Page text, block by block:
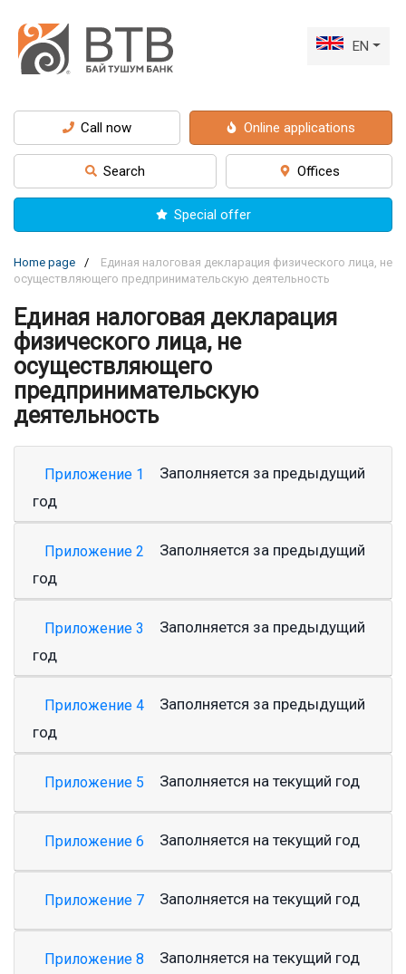
EN
Call now Online applications
Search Offices
Special offer
Home page
Единая налоговая декларация физического лица, не
осуществляющего предпринимательскую деятельность
Единая налоговая декларация
физического лица, не
осуществляющего
предпринимательскую
деятельность
Приложение 1
Заполняется за предыдущий
год
Приложение 2
Заполняется за предыдущий
год
Приложение 3
Заполняется за предыдущий
год
Приложение 4
Заполняется за предыдущий
год
Приложение 5 Заполняется на текущий год
Приложение 6 Заполняется на текущий год
Приложение 7 Заполняется на текущий год
Приложение 8 Заполняется на текущий год